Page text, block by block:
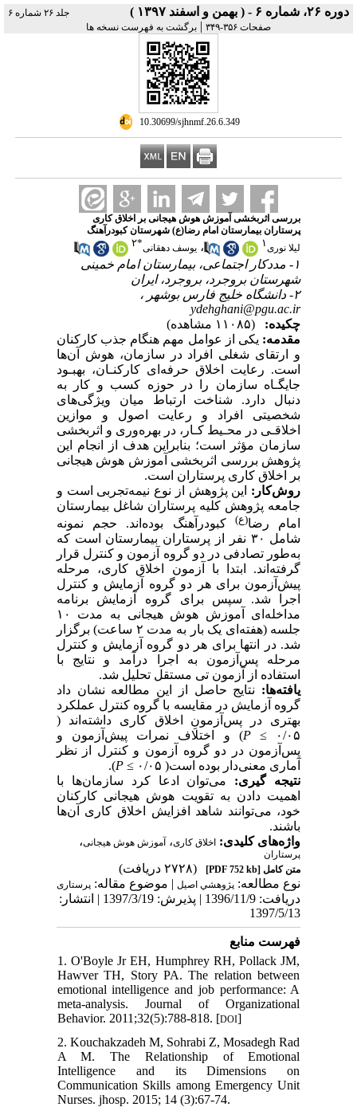
دوره ۲۶، شماره ۶ - ( بهمن و اسفند ۱۳۹۷ )
جلد ۲۶ شماره ۶
صفحات ۳۵۶-۳۴۹
| برگشت به فهرست نسخه ها
‎ 10.30699/sjhnmf.26.6.349
بررسی اثر‌بخشی آموزش هوش هیجانی بر اخلاق کاری
پرستاران بیمارستان امام رضا(ع) شهرستان کبودرآهنگ
لیلا نوری۱ ، یوسف دهقانی*۲
۱- مددکار اجتماعی، بیمارستان امام خمینی
شهرستان بروجرد، بروجرد، ایران
۲- دانشگاه خلیج فارس بوشهر ،
ydehghani@pgu.ac.ir
چکیده:
(۱۱۰۸۵ مشاهده)
مقدمه: یکی از عوامل مهم هنگام جذب کارکنان
و ارتقای شغلی افراد در سازمان، هوش آن‌ها
است. رعایت اخلاق حرفه‌ای کارکنـان، بهبـود
جایگـاه سازمان را در حوزه کسب و کار به
دنبال دارد. شناخت ارتباط میان ویژگی‌های
شخصیتی افراد و رعایت اصول و موازین
اخلاقـی در محـیط کـار، در بهره‌وری و اثربخشی
سازمان مؤثر است؛ بنابراین هدف از انجام این
پژوهش بررسی اثربخشی آموزش هوش هیجانی
بر اخلاق کاری پرستاران است.
روش‌کار: این پژوهش از نوع نیمه‌تجربی است و
جامعه پژوهش کلیه پرستاران شاغل بیمارستان
امام رضا(ع) کبودرآهنگ بوده‌اند. حجم نمونه
شامل ۳۰ نفر از پرستاران بیمارستان است که
به‌طور تصادفی در دو گروه آزمون و کنترل قرار
گرفته‌اند. ابتدا با آزمون اخلاق کاری، مرحله
پیش‌آزمون برای هر دو گروه آزمایش و کنترل
اجرا شد. سپس برای گروه آزمایش برنامه
مداخله‌ای آموزش هوش هیجانی به مدت ۱۰
جلسه (هفته‌ای یک بار به مدت ۲ ساعت) برگزار
شد. در انتها برای هر دو گروه آزمایش و کنترل
مرحله پس‌آزمون به اجرا درآمد و نتایج با
استفاده از آزمون تی مستقل تحلیل شد.
یافته‌ها: نتایج حاصل از این مطالعه نشان داد
گروه آزمایش در مقایسه با گروه کنترل عملکرد
بهتری در پس‌آزمونِ اخلاق کاری داشته‌اند (
۰/۰۵
≤
P) و اختلاف نمرات پیش‌آزمون و
پس‌آزمون در دو گروه آزمون و کنترل از نظر
آماری معنی‌دار بوده است( ۰/۰۵
≤
P
).
نتیجه گیری: می‌توان ادعا کرد سازمان‌ها با
اهمیت دادن به تقویت هوش هیجانی کارکنان
خود، می‌توانند شاهد افزایش اخلاق کاری آن‌ها
باشند.
واژه‌های کلیدی: اخلاق کاری، آموزش هوش هیجانی،
پرستاران
متن کامل[PDF 752 kb]
(۲۷۲۸ دریافت)
نوع مطالعه: پژوهشي اصیل | موضوع مقاله: پرستاری
دریافت: 1396/11/9 | پذیرش: 1397/3/19 | انتشار:
1397/5/13
فهرست منابع
1. O'Boyle Jr EH, Humphrey RH, Pollack JM,
Hawver TH, Story PA. The relation between
emotional intelligence and job performance: A
meta‐analysis. Journal of Organizational
Behavior. 2011;32(5):788-818. [DOI]
2. Kouchakzadeh M, Sohrabi Z, Mosadegh Rad
A M. The Relationship of Emotional
Intelligence and its Dimensions on
Communication Skills among Emergency Unit
Nurses. jhosp. 2015; 14 (3):67-74.